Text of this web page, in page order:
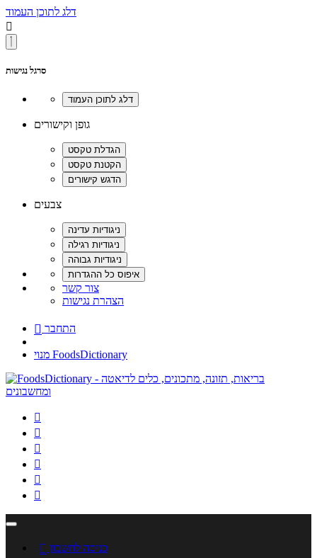
דלג לתוכן העמוד

סרגל נגישות
גופן וקישורים
צבעים
צור קשר
הצהרת נגישות
 התחבר
מנוי FoodsDictionary






 כניסה לחשבון